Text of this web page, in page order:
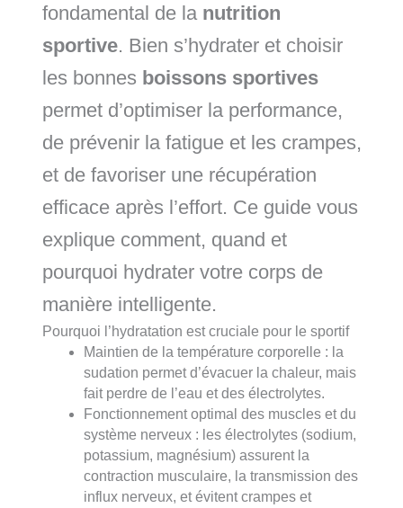
fondamental de la nutrition
sportive. Bien s’hydrater et choisir
les bonnes boissons sportives
permet d’optimiser la performance,
de prévenir la fatigue et les crampes,
et de favoriser une récupération
efficace après l’effort. Ce guide vous
explique comment, quand et
pourquoi hydrater votre corps de
manière intelligente.
Pourquoi l’hydratation est cruciale pour le sportif
Maintien de la température corporelle : la
sudation permet d’évacuer la chaleur, mais
fait perdre de l’eau et des électrolytes.
Fonctionnement optimal des muscles et du
système nerveux : les électrolytes (sodium,
potassium, magnésium) assurent la
contraction musculaire, la transmission des
influx nerveux, et évitent crampes et